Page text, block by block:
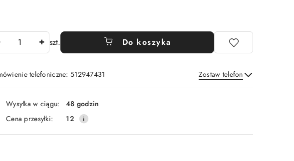
szt. Do koszyka
telefoniczne: 512947431 Zostaw telefon
Wyślij
Wysyłka w ciągu:
48 godzin
Cena przesyłki:
12